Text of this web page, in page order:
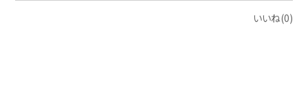
いいね(0)